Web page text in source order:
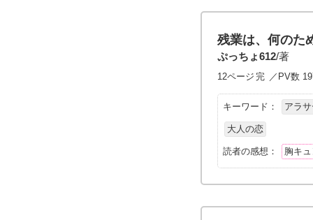
残業は、何のた
ぷっちょ612/著
12ページ 完 ／PV数
キーワード： アラ
大人の恋
読者の感想： 胸キ